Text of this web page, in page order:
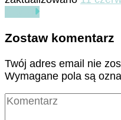
Zostaw komentarz
Twój adres email nie
Wymagane pola są